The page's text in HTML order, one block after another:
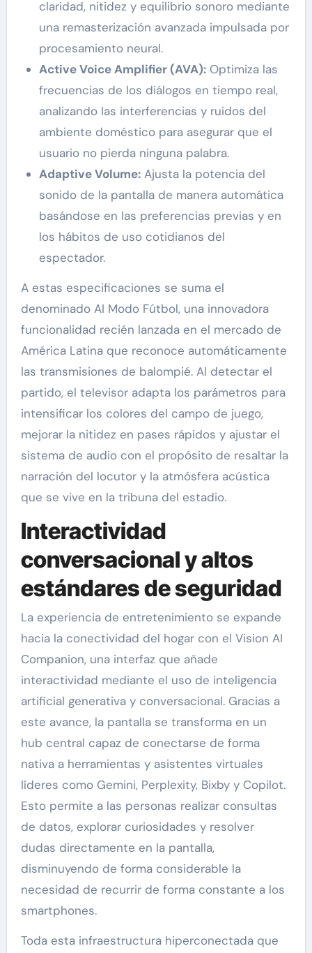
claridad, nitidez y equilibrio sonoro mediante
una remasterización avanzada impulsada por
procesamiento neural.
Active Voice Amplifier (AVA):Optimiza las
frecuencias de los diálogos en tiempo real,
analizando las interferencias y ruidos del
ambiente doméstico para asegurar que el
usuario no pierda ninguna palabra.
Adaptive Volume:Ajusta la potencia del
sonido de la pantalla de manera automática
basándose en las preferencias previas y en
los hábitos de uso cotidianos del
espectador.
A estas especificaciones se suma el
denominado AI Modo Fútbol, una innovadora
funcionalidad recién lanzada en el mercado de
América Latina que reconoce automáticamente
las transmisiones de balompié. Al detectar el
partido, el televisor adapta los parámetros para
intensificar los colores del campo de juego,
mejorar la nitidez en pases rápidos y ajustar el
sistema de audio con el propósito de resaltar la
narración del locutor y la atmósfera acústica
que se vive en la tribuna del estadio.
Interactividad
conversacional y altos
estándares de seguridad
La experiencia de entretenimiento se expande
hacia la conectividad del hogar con el Vision AI
Companion, una interfaz que añade
interactividad mediante el uso de inteligencia
artificial generativa y conversacional. Gracias a
este avance, la pantalla se transforma en un
hub central capaz de conectarse de forma
nativa a herramientas y asistentes virtuales
líderes como Gemini, Perplexity, Bixby y Copilot.
Esto permite a las personas realizar consultas
de datos, explorar curiosidades y resolver
dudas directamente en la pantalla,
disminuyendo de forma considerable la
necesidad de recurrir de forma constante a los
smartphones.
Toda esta infraestructura hiperconectada que